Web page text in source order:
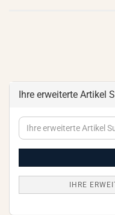
Ihre erweiterte Artikel
Ihre
erweiterte
IHRE